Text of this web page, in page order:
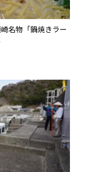
名物「鍋焼きラー